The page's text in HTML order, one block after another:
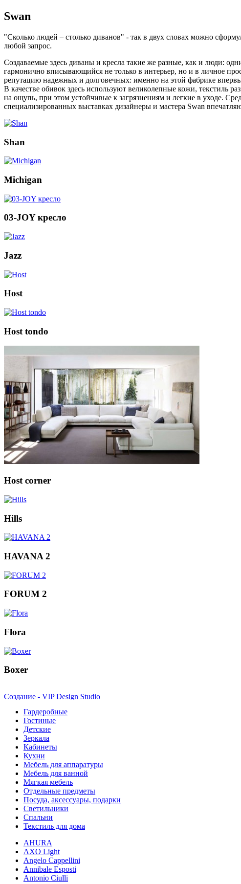
Swan
"Сколько людей – столько диванов" - так в двух словах можно
любой запрос.
Создаваемые здесь диваны и кресла такие же разные, как и люди:
гармонично вписывающийся не только в интерьер, но и в личное
репутацию надежных и долговечных: именно на этой фабрике
В качестве обивок здесь используют великолепные кожи, текстиль
на ощупь, при этом устойчивые к загрязнениям и легкие в уходе.
специализированных выставках дизайнеры и мастера Swan
Shan
Michigan
03-JOY кресло
Jazz
Host
Host tondo
Host corner
Hills
HAVANA 2
FORUM 2
Flora
Boxer
Создание - VIP Design Studio
Гардеробные
Гостиные
Детские
Зеркала
Кабинеты
Кухни
Мебель для аппаратуры
Мебель для ванной
Мягкая мебель
Отдельные предметы
Посуда, аксессуары, подарки
Светильники
Спальни
Текстиль для дома
AHURA
AXO Light
Angelo Cappellini
Annibale Esposti
Antonio Ciulli